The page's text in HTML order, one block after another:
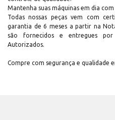
Mantenha suas máquinas em dia com
Todas nossas peças vem com
garantia de 6 meses a partir na
são fornecidos e entregues por
Autorizados.
Compre com segurança e qualidade